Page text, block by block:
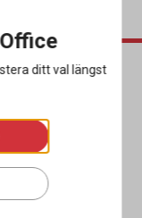
ditt val längst